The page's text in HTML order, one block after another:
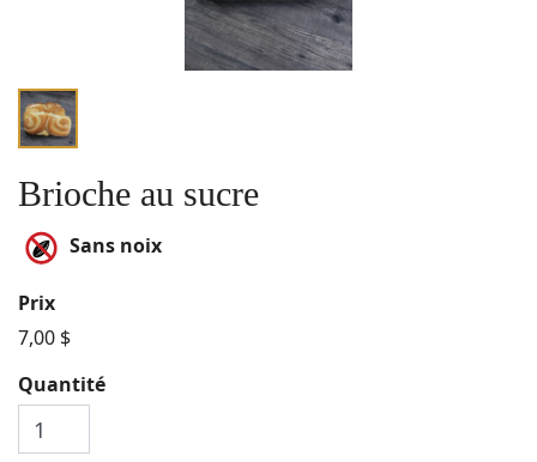
Brioche au sucre
Sans noix
Prix
7,00 $
Quantité